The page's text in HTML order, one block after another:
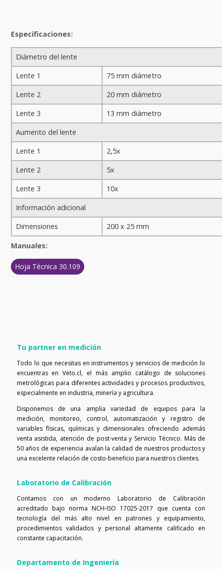
Especificaciones:
Diámetro del lente
Lente 1
75 mm diámetro
Lente 2
20 mm diámetro
Lente 3
13 mm diámetro
Aumento del lente
Lente 1
2,5x
Lente 2
5x
Lente 3
10x
Información adicional
Dimensiones
200 x 25 mm
Manuales:
Hoja Técnica 30.109
Tu partner en medición
Todo lo que necesitas en instrumentos y servicios de medición lo
encuentras en Veto.cl, el más amplio catálogo de soluciones
metrológicas para diferentes actividades y procesos productivos,
especialmente en industria, minería y agricultura.
Disponemos de una amplia variedad de equipos para la
medición, monitoreo, control, automatización y registro de
variables físicas, químicas y dimensionales ofreciendo además
venta asistida, atención de post-venta y Servicio Técnico. Más de
50 años de experiencia avalan la calidad de nuestros productos y
una excelente relación de costo-beneficio para nuestros clientes.
Laboratorio de Calibración
Contamos con un moderno Laboratorio de Calibración
acreditado bajo norma NCH-ISO 17025-2017 que cuenta con
tecnología del más alto nivel en patrones y equipamiento,
procedimientos validados y personal altamente calificado en
constante capacitación.
Departamento de Ingeniería